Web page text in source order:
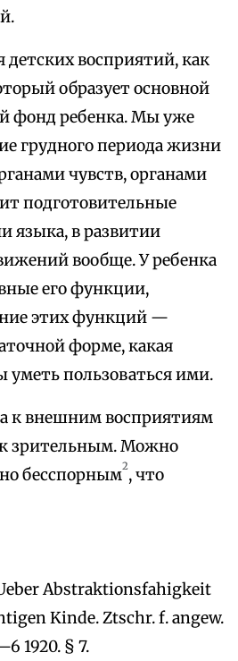
детских восприятий, как
образует основной
фонд ребенка. Мы уже
грудного периода жизни
чувств, органами
подготовительные
языка, в развитии
вообще. У ребенка
его функции,
этих функций —
форме, какая
уметь пользоваться ими.
к внешним восприятиям
зрительным. Можно
бесспорным2, что
Abstraktionsfahigkeit
Kinde. Ztschr. f. angew.
1920. § 7.